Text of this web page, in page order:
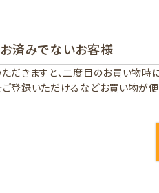
済みでないお客様
だきますと、二度目のお買い物時
登録いただけるなどお買い物が便